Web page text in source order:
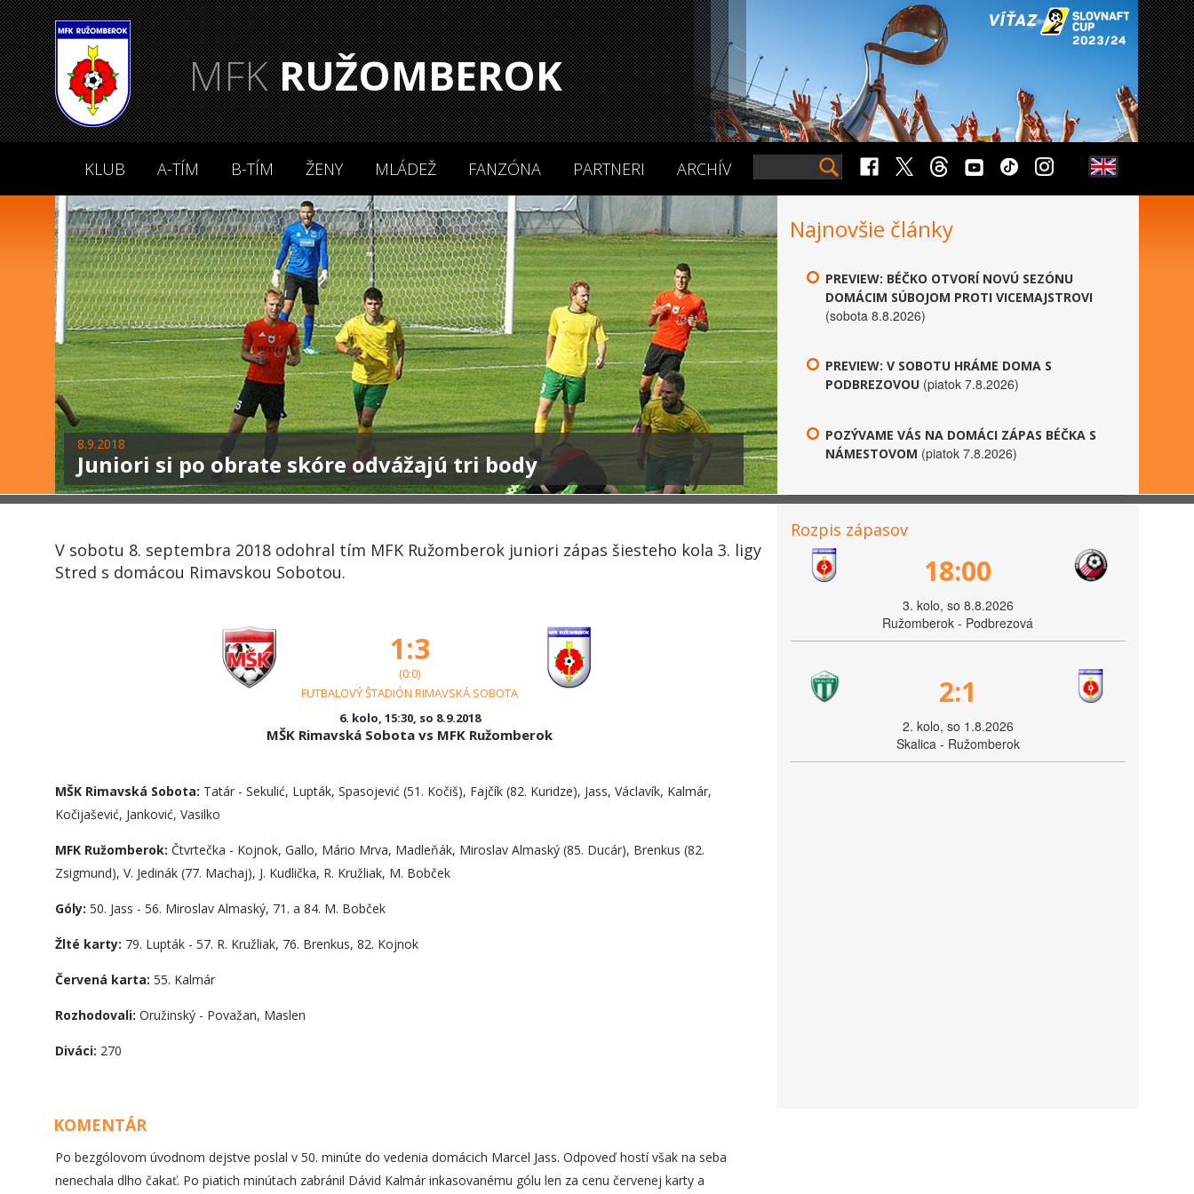
MFKRUŽOMBEROK
KLUB A-TÍM B-TÍM ŽENY MLÁDEŽ FANZÓNA PARTNERI ARCHÍV
8.9.2018
Juniori si po obrate skóre odvážajú tri body
Najnovšie články
PREVIEW: BÉČKO OTVORÍ NOVÚ SEZÓNU
DOMÁCIM SÚBOJOM PROTI VICEMAJSTROVI
(sobota 8.8.2026)
PREVIEW: V SOBOTU HRÁME DOMA S
PODBREZOVOU (piatok 7.8.2026)
POZÝVAME VÁS NA DOMÁCI ZÁPAS BÉČKA S
NÁMESTOVOM (piatok 7.8.2026)
V sobotu 8. septembra 2018 odohral tím MFK Ružomberok juniori zápas šiesteho kola 3. ligy
Stred s domácou Rimavskou Sobotou.
1:3
(0:0)
FUTBALOVÝ ŠTADIÓN RIMAVSKÁ SOBOTA
6. kolo, 15:30, so 8.9.2018
MŠK Rimavská Sobota vs MFK Ružomberok
MŠK Rimavská Sobota: Tatár - Sekulić, Lupták, Spasojević (51. Kočiš), Fajčík (82. Kuridze), Jass, Václavík, Kalmár,
Kočijašević, Janković, Vasilko
MFK Ružomberok: Čtvrtečka - Kojnok, Gallo, Mário Mrva, Madleňák, Miroslav Almaský (85. Ducár), Brenkus (82.
Zsigmund), V. Jedinák (77. Machaj), J. Kudlička, R. Kružliak, M. Bobček
Góly: 50. Jass - 56. Miroslav Almaský, 71. a 84. M. Bobček
Žlté karty: 79. Lupták - 57. R. Kružliak, 76. Brenkus, 82. Kojnok
Červená karta: 55. Kalmár
Rozhodovali: Oružinský - Považan, Maslen
Diváci: 270
KOMENTÁR
Po bezgólovom úvodnom dejstve poslal v 50. minúte do vedenia domácich Marcel Jass. Odpoveď hostí však na seba
nenechala dlho čakať. Po piatich minútach zabránil Dávid Kalmár inkasovanému gólu len za cenu červenej karty a
Rozpis zápasov
18:00
3. kolo, so 8.8.2026
Ružomberok - Podbrezová
2:1
2. kolo, so 1.8.2026
Skalica - Ružomberok